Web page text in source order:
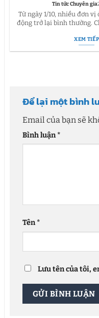
Tin tức Chuyên gia
Từ ngày 1/10, nhiều đơn vị
động trở lại bình thường.
XEM TIẾP
Để lại một bình
Email của bạn sẽ
Bình luận*
Tên*
Lưu tên của tôi,